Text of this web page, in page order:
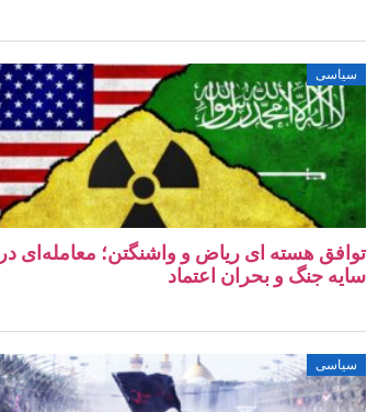
سیاسی
توافق هسته‌ ای ریاض و واشنگتن؛ معامله‌ای در
سایه جنگ و بحران اعتماد
سیاسی